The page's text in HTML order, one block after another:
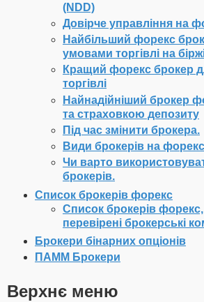
(NDD)
Довірче управління на
Найбільший форекс
умовами торгівлі на
Кращий форекс брокер
торгівлі
Найнадійніший брокер
та страховкою депозиту
Під час змінити брокера.
Види брокерів на форекс
Чи варто
брокерів.
Список брокерів форекс
Список брокерів форекс,
перевірені брокерські
Брокери бінарних опціонів
ПАММ Брокери
Верхнє меню